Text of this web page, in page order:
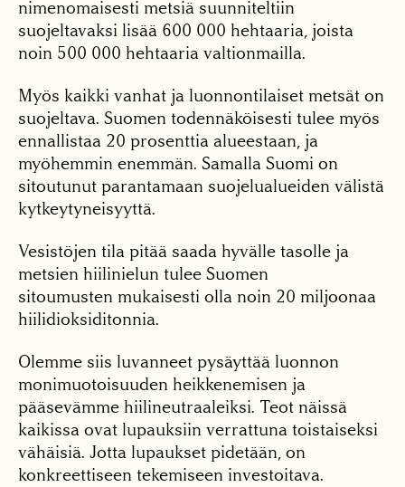
nimenomaisesti metsiä suunniteltiin
suojeltavaksi lisää 600 000 hehtaaria, joista
noin 500 000 hehtaaria valtionmailla.
Myös kaikki vanhat ja luonnontilaiset metsät on
suojeltava. Suomen todennäköisesti tulee myös
ennallistaa 20 prosenttia alueestaan, ja
myöhemmin enemmän. Samalla Suomi on
sitoutunut parantamaan suojelualueiden välistä
kytkeytyneisyyttä.
Vesistöjen tila pitää saada hyvälle tasolle ja
metsien hiilinielun tulee Suomen
sitoumusten mukaisesti olla noin 20 miljoonaa
hiilidioksiditonnia.
Olemme siis luvanneet pysäyttää luonnon
monimuotoisuuden heikkenemisen ja
pääsevämme hiilineutraaleiksi. Teot näissä
kaikissa ovat lupauksiin verrattuna toistaiseksi
vähäisiä. Jotta lupaukset pidetään, on
konkreettiseen tekemiseen investoitava.